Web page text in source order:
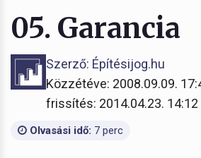
05. Garancia
Szerző: Építésijog.hu
Közzétéve: 2008.09.09.
frissítés: 2014.04.23. 14:12
Olvasási idő: 7 perc